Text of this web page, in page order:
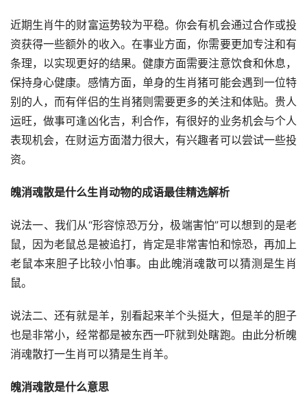
近期生肖牛的财富运势较为平稳。你会有机会通过合作或投
资获得一些额外的收入。在事业方面，你需要更加专注和有
条理，以实现更好的结果。健康方面需要注意饮食和休息，
保持身心健康。感情方面，单身的生肖猪可能会遇到一位特
别的人，而有伴侣的生肖猪则需要更多的关注和体贴。贵人
运旺，做事可逢凶化吉，利合作，有很好的业务机会与个人
表现机会，在财运方面潜力很大，有兴趣者可以尝试一些投
资。
魄消魂散是什么生肖动物的成语最佳精选解析
说法一、我们从“形容惊恐万分，极端害怕”可以想到的是老
鼠，因为老鼠总是被追打，肯定是非常害怕和惊恐，再加上
老鼠本来胆子比较小怕事。由此魄消魂散可以猜测是生肖
鼠。
说法二、还有就是羊，别看起来羊个头挺大，但是羊的胆子
也是非常小，经常都是被东西一吓就到处瞎跑。由此分析魄
消魂散打一生肖可以猜是生肖羊。
魄消魂散是什么意思